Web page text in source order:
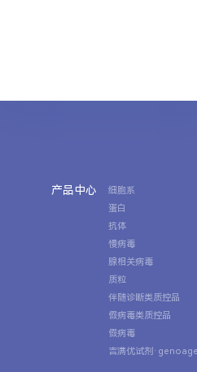
产品中心
细胞系
蛋白
抗体
慢病毒
腺相关病毒
质粒
伴随诊断类质控品
假病毒类质控品
假病毒
吉满优试剂